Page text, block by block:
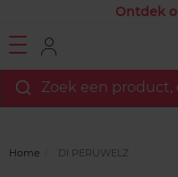
Ontdek
Zoek een product,
Home DI PERUWELZ